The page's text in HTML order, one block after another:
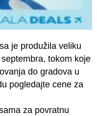
je produžila veliku
tokom koje
do gradova u
pogledajte cene za
za povratnu